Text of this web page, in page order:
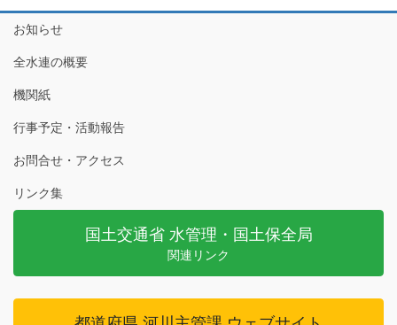
お知らせ
全水連の概要
機関紙
行事予定・活動報告
お問合せ・アクセス
リンク集
国土交通省 水管理・国土保全局
関連リンク